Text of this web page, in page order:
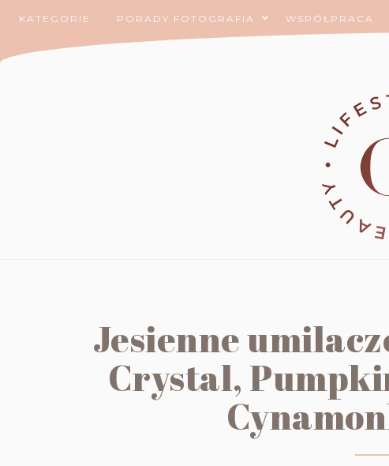
KATEGORIE PORADY FOTOGRAFIA WSPÓŁPRACA
Jesienne
Crystal,